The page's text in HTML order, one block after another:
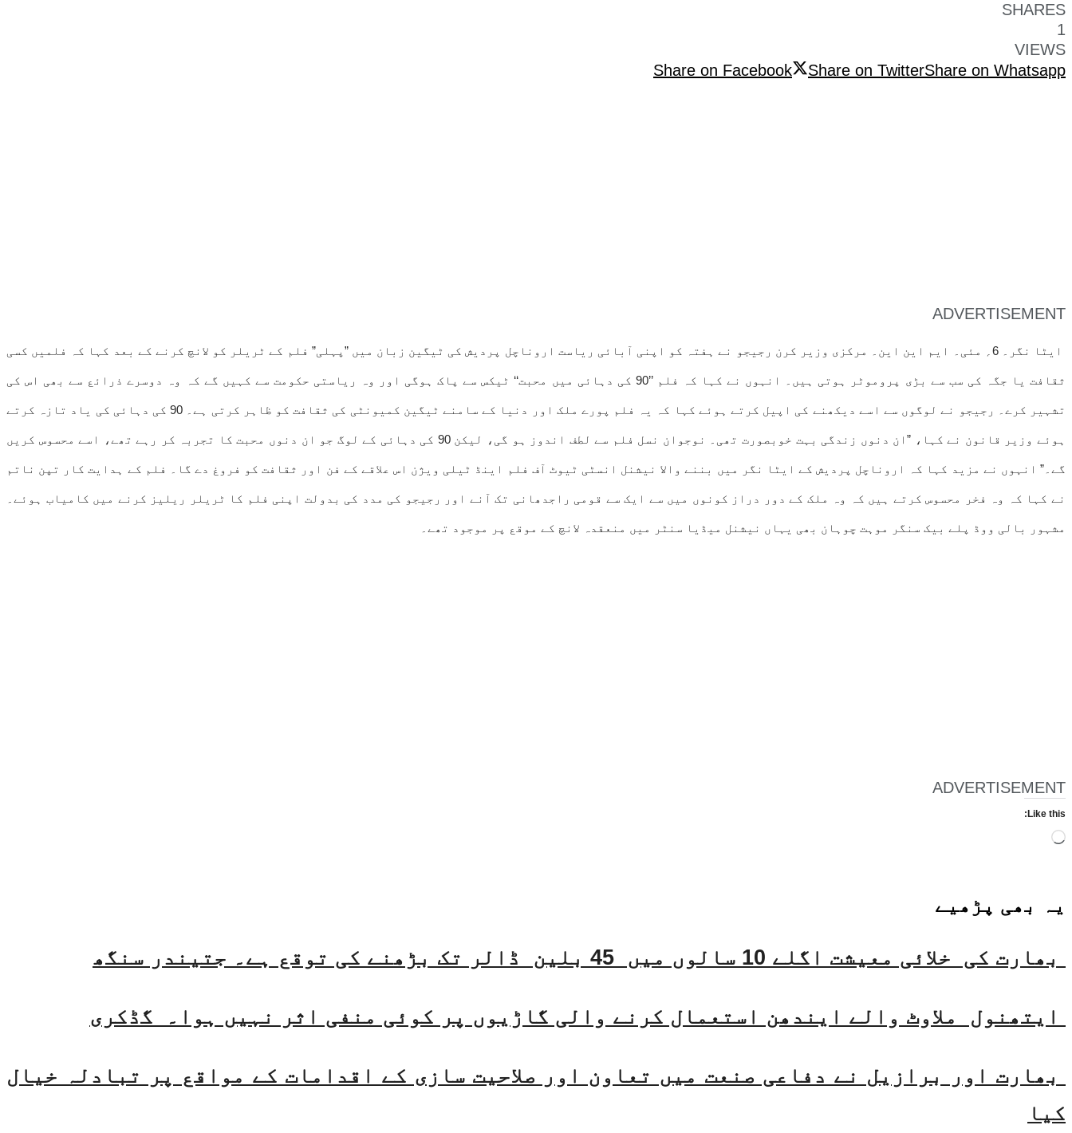
SHARES
1
VIEWS
Share on Facebook
Share on TwitterShare on Whatsapp
ADVERTISEMENT
ایٹا نگر۔ 6؍ مئی۔ ایم این این۔ مرکزی وزیر کرن رجیجو نے ہفتہ کو اپنی آبائی ریاست اروناچل پردیش کی ٹیگین زبان میں ”پہلی” فلم کے ٹریلر کو لانچ کرنے کے بعد کہا کہ فلمیں کسی
ثقافت یا جگہ کی سب سے بڑی پروموٹر ہوتی ہیں۔ انہوں نے کہا کہ فلم ’’90 کی دہائی میں محبت‘‘ ٹیکس سے پاک ہوگی اور وہ ریاستی حکومت سے کہیں گے کہ وہ دوسرے ذرائع سے بھی اس کی
تشہیر کرے۔ رجیجو نے لوگوں سے اسے دیکھنے کی اپیل کرتے ہوئے کہا کہ یہ فلم پورے ملک اور دنیا کے سامنے ٹیگین کمیونٹی کی ثقافت کو ظاہر کرتی ہے۔ 90 کی دہائی کی یاد تازہ کرتے
ہوئے وزیر قانون نے کہا، ”ان دنوں زندگی بہت خوبصورت تھی۔ نوجوان نسل فلم سے لطف اندوز ہو گی، لیکن 90 کی دہائی کے لوگ جو ان دنوں محبت کا تجربہ کر رہے تھے، اسے محسوس کریں
گے۔” انہوں نے مزید کہا کہ اروناچل پردیش کے ایٹا نگر میں بننے والا نیشنل انسٹی ٹیوٹ آف فلم اینڈ ٹیلی ویژن اس علاقے کے فن اور ثقافت کو فروغ دے گا۔ فلم کے ہدایت کار تپن ناتم
نے کہا کہ وہ فخر محسوس کرتے ہیں کہ وہ ملک کے دور دراز کونوں میں سے ایک سے قومی راجدھانی تک آنے اور رجیجو کی مدد کی بدولت اپنی فلم کا ٹریلر ریلیز کرنے میں کامیاب ہوئے۔
مشہور بالی ووڈ پلے بیک سنگر موہت چوہان بھی یہاں نیشنل میڈیا سنٹر میں منعقدہ لانچ کے موقع پر موجود تھے۔
ADVERTISEMENT
Like this:
Loading…
یہ بھی پڑھیے
بھارت کی خلائی معیشت اگلے 10 سالوں میں 45 بلین ڈالر تک بڑھنے کی توقع ہے۔ جتیندر سنگھ
ایتھنول ملاوٹ والے ایندھن استعمال کرنے والی گاڑیوں پر کوئی منفی اثر نہیں ہوا۔ گڈکری
بھارت اور برازیل نے دفاعی صنعت میں تعاون اور صلاحیت سازی کے اقدامات کے مواقع پر تبادلہ خیال
کیا